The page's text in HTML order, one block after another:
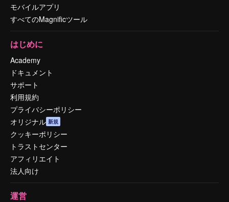
モバイルアプリ
すべてのMagnificツール
はじめに
Academy
ドキュメント
サポート
利用規約
プライバシーポリシー
オリジナル 新規
クッキーポリシー
トラストセンター
アフィリエイト
法人向け
運営